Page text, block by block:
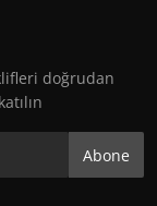
doğrudan
Abone